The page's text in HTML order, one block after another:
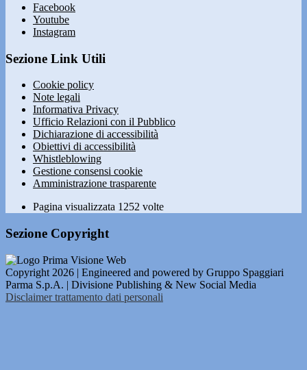
Facebook
Youtube
Instagram
Sezione Link Utili
Cookie policy
Note legali
Informativa Privacy
Ufficio Relazioni con il Pubblico
Dichiarazione di accessibilità
Obiettivi di accessibilità
Whistleblowing
Gestione consensi cookie
Amministrazione trasparente
Pagina visualizzata 1252 volte
Sezione Copyright
Copyright 2026 | Engineered and powered by Gruppo Spaggiari
Parma S.p.A. | Divisione Publishing & New Social Media
Disclaimer trattamento dati personali